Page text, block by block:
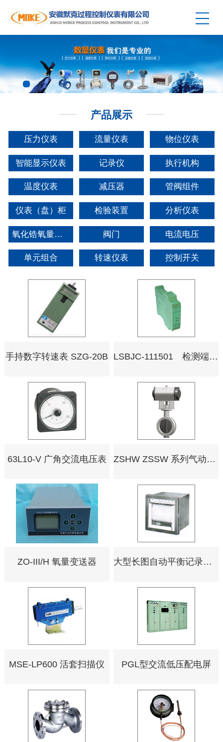
产品展示
压力仪表 流量仪表 物位仪表
智能显示仪表 记录仪 执行机构
温度仪表 减压器 管阀组件
仪表（盘）柜 检验装置 分析仪表
氧化锆氧量分析仪 阀门 电流电压
单元组合 转速仪表 控制开关
手持数字转速表 SZG-20B LSBJC-111501 检测端安全栅两/三线制变送器输入
63L10-V 广角交流电压表 ZSHW ZSSW 系列气动蝶阀由蝶阀
ZO-III/H 氧量变送器 大型长图自动平衡记录（调节）仪 XWCJ-102 XQCJ-102
MSE-LP600 活套扫描仪 PGL型交流低压配电屏